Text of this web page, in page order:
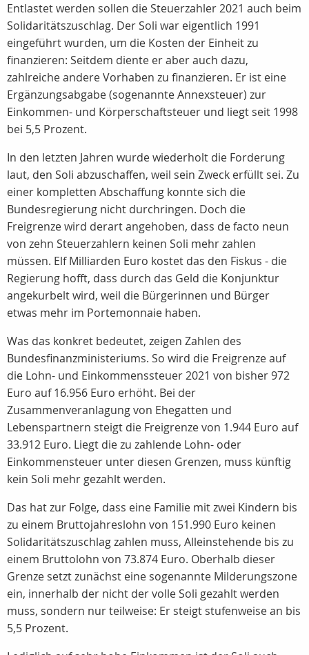
Entlastet werden sollen die Steuerzahler 2021 auch beim
Solidaritätszuschlag. Der Soli war eigentlich 1991
eingeführt wurden, um die Kosten der Einheit zu
finanzieren: Seitdem diente er aber auch dazu,
zahlreiche andere Vorhaben zu finanzieren. Er ist eine
Ergänzungsabgabe (sogenannte Annexsteuer) zur
Einkommen- und Körperschaftsteuer und liegt seit 1998
bei 5,5 Prozent.
In den letzten Jahren wurde wiederholt die Forderung
laut, den Soli abzuschaffen, weil sein Zweck erfüllt sei. Zu
einer kompletten Abschaffung konnte sich die
Bundesregierung nicht durchringen. Doch die
Freigrenze wird derart angehoben, dass de facto neun
von zehn Steuerzahlern keinen Soli mehr zahlen
müssen. Elf Milliarden Euro kostet das den Fiskus - die
Regierung hofft, dass durch das Geld die Konjunktur
angekurbelt wird, weil die Bürgerinnen und Bürger
etwas mehr im Portemonnaie haben.
Was das konkret bedeutet, zeigen Zahlen des
Bundesfinanzministeriums. So wird die Freigrenze auf
die Lohn- und Einkommenssteuer 2021 von bisher 972
Euro auf 16.956 Euro erhöht. Bei der
Zusammenveranlagung von Ehegatten und
Lebenspartnern steigt die Freigrenze von 1.944 Euro auf
33.912 Euro. Liegt die zu zahlende Lohn- oder
Einkommensteuer unter diesen Grenzen, muss künftig
kein Soli mehr gezahlt werden.
Das hat zur Folge, dass eine Familie mit zwei Kindern bis
zu einem Bruttojahreslohn von 151.990 Euro keinen
Solidaritätszuschlag zahlen muss, Alleinstehende bis zu
einem Bruttolohn von 73.874 Euro. Oberhalb dieser
Grenze setzt zunächst eine sogenannte Milderungszone
ein, innerhalb der nicht der volle Soli gezahlt werden
muss, sondern nur teilweise: Er steigt stufenweise an bis
5,5 Prozent.